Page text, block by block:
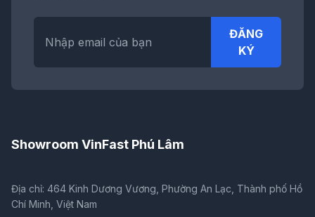
ĐĂNG
KÝ
Showroom VinFast Phú Lâm
Địa chỉ: 464 Kinh Dương Vương, Phường An Lạc, Thành phố Hồ
Chí Minh, Việt Nam